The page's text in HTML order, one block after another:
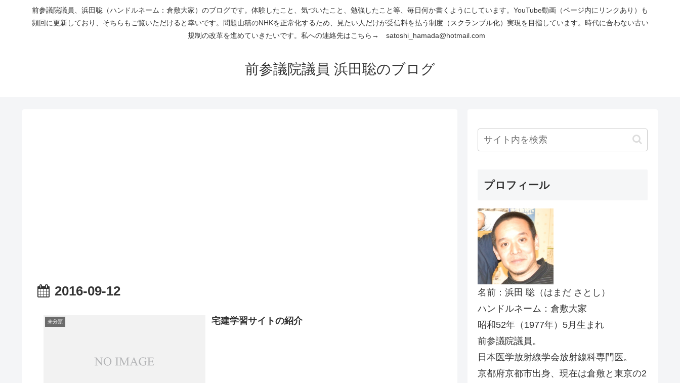
前参議院議員、浜田聡（ハンドルネーム：倉敷大家）のブログです。体験したこと、気づいたこと、勉強したこと等、毎日何か書くようにしています。YouTube動画（ページ内にリンクあり）も
頻回に更新しており、そちらもご覧いただけると幸いです。問題山積のNHKを正常化するため、見たい人だけが受信料を払う制度（スクランブル化）実現を目指しています。時代に合わない古い
規制の改革を進めていきたいです。私への連絡先はこちら→ satoshi_hamada@hotmail.com
前参議院議員 浜田聡のブログ
2016-09-12
未分類 宅建学習サイトの紹介
プロフィール
名前：浜田 聡（はまだ さとし）
ハンドルネーム：倉敷大家
昭和52年（1977年）5月生まれ
前参議院議員。
日本医学放射線学会放射線科専門医。
京都府京都市出身、現在は倉敷と東京の2